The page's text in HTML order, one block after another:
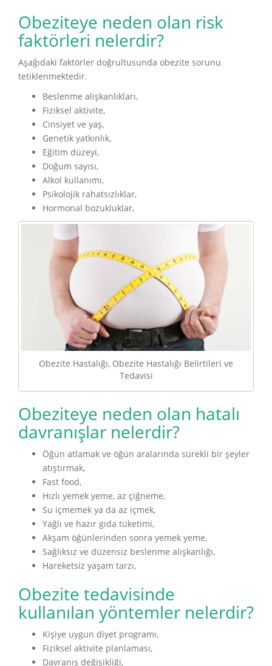
Obeziteye neden olan risk
faktörleri nelerdir?
Aşağıdaki faktörler doğrultusunda obezite sorunu
tetiklenmektedir.
Beslenme alışkanlıkları,
Fiziksel aktivite,
Cinsiyet ve yaş,
Genetik yatkınlık,
Eğitim düzeyi,
Doğum sayısı,
Alkol kullanımı,
Psikolojik rahatsızlıklar,
Hormonal bozukluklar,
Obezite Hastalığı, Obezite Hastalığı Belirtileri ve
Tedavisi
Obeziteye neden olan hatalı
davranışlar nelerdir?
Öğün atlamak ve öğün aralarında sürekli bir şeyler
atıştırmak,
Fast food,
Hızlı yemek yeme, az çiğneme,
Su içmemek ya da az içmek,
Yağlı ve hazır gıda tüketimi,
Akşam öğünlerinden sonra yemek yeme,
Sağlıksız ve düzensiz beslenme alışkanlığı,
Hareketsiz yaşam tarzı,
Obezite tedavisinde
kullanılan yöntemler nelerdir?
Kişiye uygun diyet programı,
Fiziksel aktivite planlaması,
Davranış değişikliği,